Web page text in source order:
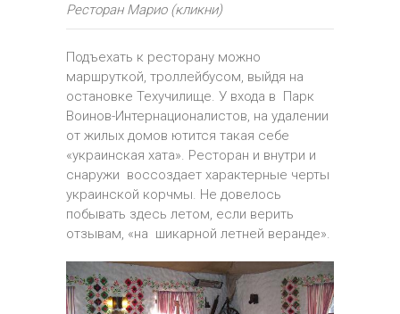
Ресторан Марио (кликни)
Подъехать к ресторану можно
маршруткой, троллейбусом, выйдя на
остановке Техучилище. У входа в Парк
Воинов-Интернационалистов, на удалении
от жилых домов ютится такая себе
«украинская хата». Ресторан и внутри и
снаружи воссоздает характерные черты
украинской корчмы. Не довелось
побывать здесь летом, если верить
отзывам, «на шикарной летней веранде».